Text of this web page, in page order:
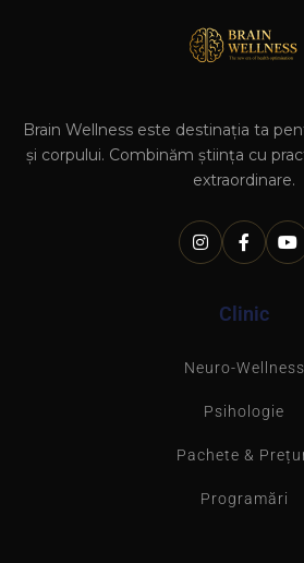
Brain Wellness este destinația ta
și corpului. Combinăm știința cu
extraordinare.
Clinic
Neuro-Wellness
Psihologie
Pachete &
Programări